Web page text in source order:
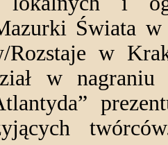
Świata
Rozstaje w
w